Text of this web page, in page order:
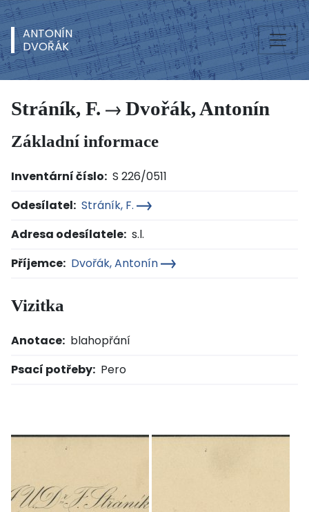
ANTONÍN
DVOŘÁK
Stráník, F. Dvořák, Antonín
Základní informace
Inventární číslo: S 226/0511
Odesílatel: Stráník, F.
Adresa odesílatele: s.l.
Příjemce: Dvořák, Antonín
Vizitka
Anotace: blahopřání
Psací potřeby: Pero